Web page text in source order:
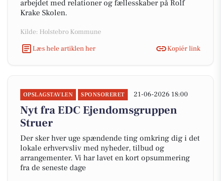
arbejdet med relationer og fællesskaber på Rolf
Krake Skolen.
Kilde: Holstebro Kommune
Læs hele artiklen her
Kopiér link
OPSLAGSTAVLEN SPONSORERET 21-06-2026 18:00
Nyt fra EDC Ejen­doms­grup­pen
Struer
Der sker hver uge spændende ting omkring dig i det
lokale erhvervsliv med nyheder, tilbud og
arrangementer. Vi har lavet en kort opsummering
fra de seneste dage